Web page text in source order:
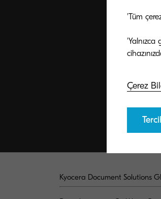
Kyocera Document Solutions
'Tüm
Çerez